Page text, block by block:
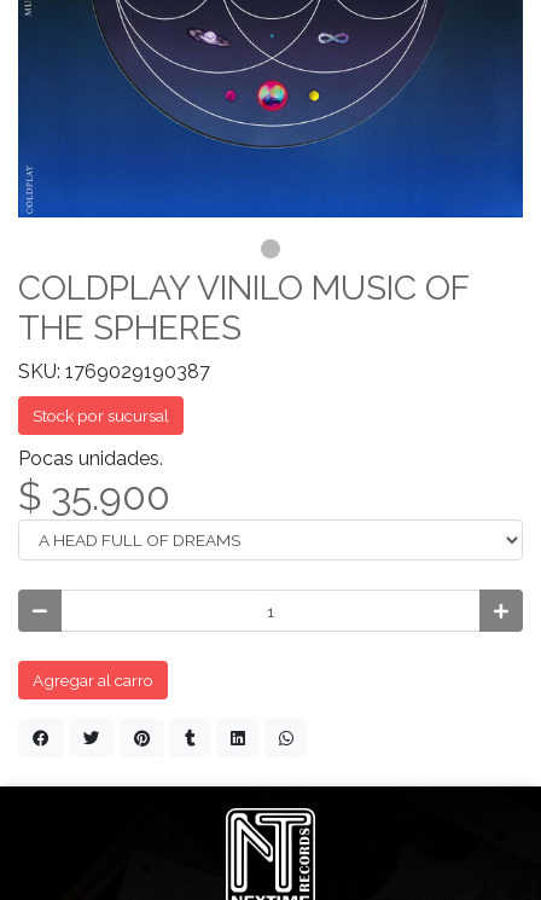
COLDPLAY VINILO MUSIC OF
THE SPHERES
SKU: 1769029190387
Stock por sucursal
Pocas unidades.
$ 35.900
Agregar al carro